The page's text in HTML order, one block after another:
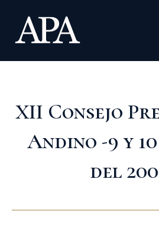
contenido
XII Consejo
Andino -9 y
del